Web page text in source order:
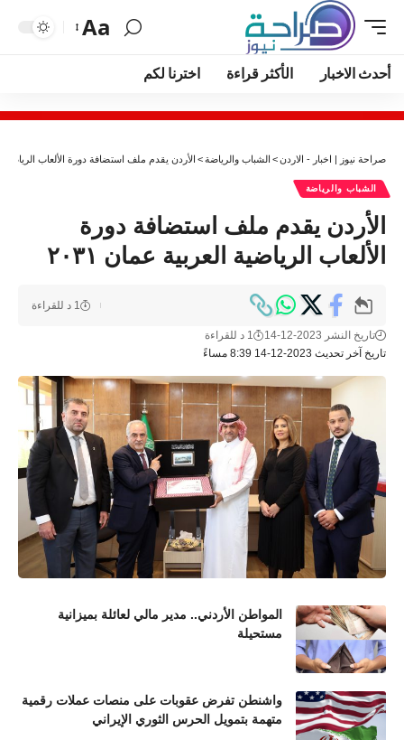
Aa
أحدث الاخبار الأكثر قراءة اخترنا لكم
صراحة نيوز | اخبار - الاردن> الشباب والرياضة> الأردن يقدم ملف استضافة دورة الألعاب الرياضية
الشباب والرياضة
الأردن يقدم ملف استضافة دورة
الألعاب الرياضية العربية عمان ٢٠٣١
تاريخ آخر تحديث 2023-12-14 8:39 مساءً
تاريخ النشر 2023-12-14 1 د للقراءة
1 د للقراءة
المواطن الأردني.. مدير مالي لعائلة بميزانية
مستحيلة
واشنطن تفرض عقوبات على منصات عملات رقمية
متهمة بتمويل الحرس الثوري الإيراني